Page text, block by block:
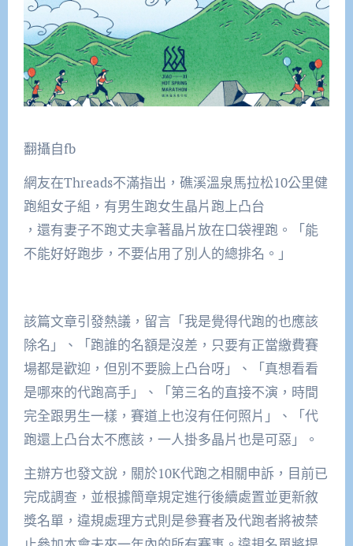
翻攝自fb
網友在Threads不滿指出，礁溪溫泉馬拉松10公里健
跑組女子組，有男生跑女生晶片跑上凸台
，還有妻子不跑丈夫拿著晶片放在口袋裡跑。「能
不能好好跑步，不要佔用了別人的總排名。」
該篇文章引發熱議，留言「我是覺得代跑的也應該
除名」、「跑誰的名額是沒差，只要有正當繳費賽
場都是歡迎，但別不要臉上凸台呀」、「真想看看
是哪來的代跑高手」、「第三名的直接不演，時間
完全跟男生一樣，賽道上也沒有任何照片」、「代
跑還上凸台太不應該，一人掛多晶片也是可惡」。
主辦方也發文說，關於10K代跑之相關申訴，目前已
完成調查，並根據簡章規定進行後續處置並更新敘
獎名單，違規處理方式則是參賽者及代跑者將被禁